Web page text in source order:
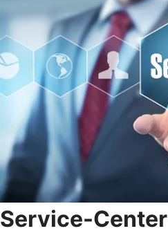
Service-Center